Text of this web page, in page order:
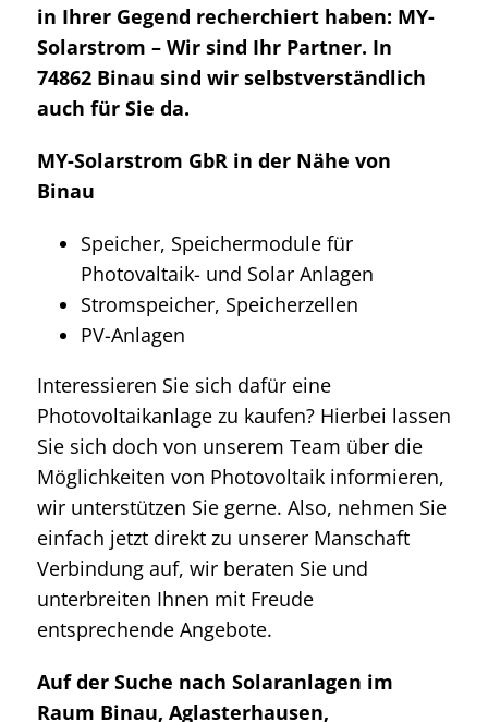
in Ihrer Gegend recherchiert haben: MY-
Solarstrom – Wir sind Ihr Partner. In
74862 Binau sind wir selbstverständlich
auch für Sie da.
MY-Solarstrom GbR in der Nähe von
Binau
Speicher, Speichermodule für
Photovaltaik- und Solar Anlagen
Stromspeicher, Speicherzellen
PV-Anlagen
Interessieren Sie sich dafür eine
Photovoltaikanlage zu kaufen? Hierbei lassen
Sie sich doch von unserem Team über die
Möglichkeiten von Photovoltaik informieren,
wir unterstützen Sie gerne. Also, nehmen Sie
einfach jetzt direkt zu unserer Manschaft
Verbindung auf, wir beraten Sie und
unterbreiten Ihnen mit Freude
entsprechende Angebote.
Auf der Suche nach Solaranlagen im
Raum Binau, Aglasterhausen,